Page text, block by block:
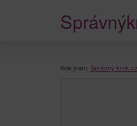
Kde jsem: Správný krok.cz